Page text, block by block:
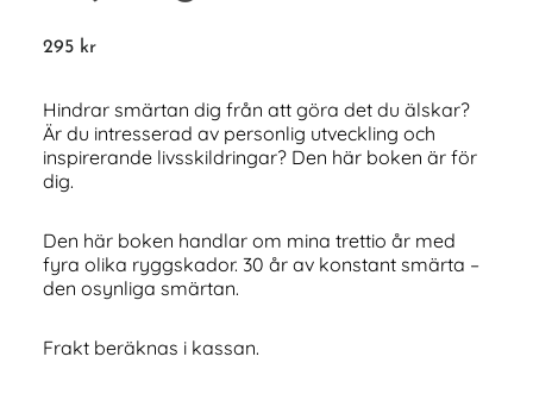
295 kr
Hindrar smärtan dig från att göra det du älskar?
Är du intresserad av personlig utveckling och
inspirerande livsskildringar? Den här boken är för
dig.
Den här boken handlar om mina trettio år med
fyra olika ryggskador. 30 år av konstant smärta –
den osynliga smärtan.
Frakt beräknas i kassan.